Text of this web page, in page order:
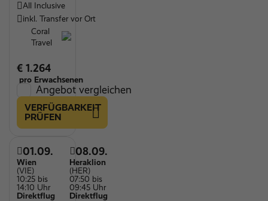
All Inclusive
inkl. Transfer vor Ort
Coral
Travel
€ 1.264
pro Erwachsenen
Angebot vergleichen
VERFÜGBARKEIT
PRÜFEN
01.09.
Wien
(VIE)
10:25 bis
14:10 Uhr
Direktflug
08.09.
Heraklion
(HER)
07:50 bis
09:45 Uhr
Direktflug